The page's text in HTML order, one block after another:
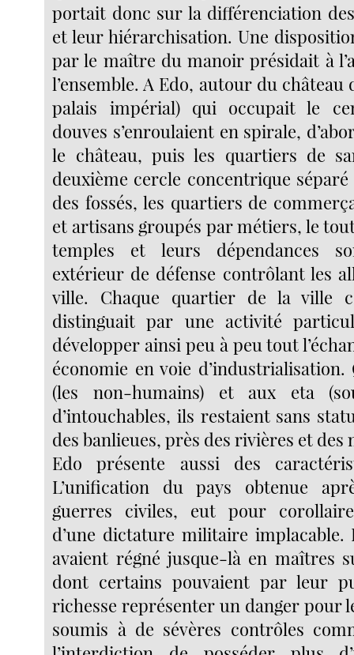
portait donc sur la différenciation
et leur hiérarchisation. Une
par le maître du manoir présidait à
l’ensemble. A Edo, autour du
palais impérial) qui occupait le
douves s’enroulaient en spirale,
le château, puis les quartiers de
deuxième cercle concentrique
des fossés, les quartiers de
et artisans groupés par métiers, le
temples et leurs dépendances
extérieur de défense contrôlant les
ville. Chaque quartier de la ville
distinguait par une activité
développer ainsi peu à peu tout
économie en voie
(les non-humains) et aux eta
d’intouchables, ils restaient sans
des banlieues, près des rivières et des
Edo présente aussi des
L’unification du pays obtenue
guerres civiles, eut pour corollaire
d’une dictature militaire implacable.
avaient régné jusque-là en maîtres
dont certains pouvaient par leur
richesse représenter un danger pour
soumis à de sévères contrôles